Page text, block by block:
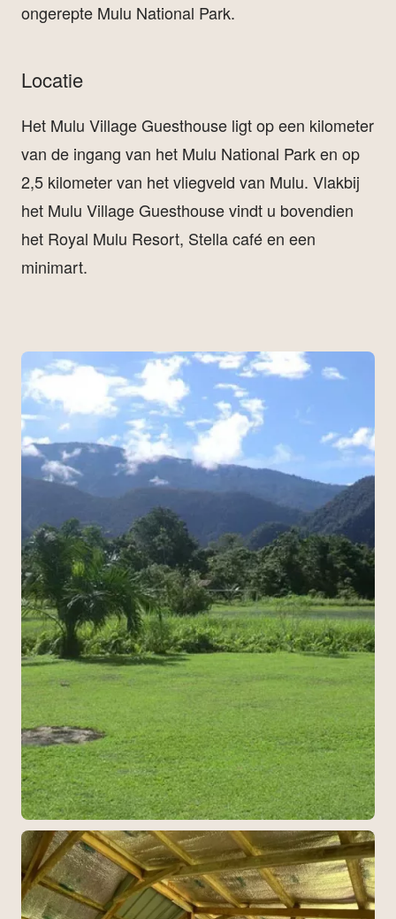
ongerepte Mulu National Park.
Locatie
Het Mulu Village Guesthouse ligt op een kilometer
van de ingang van het Mulu National Park en op
2,5 kilometer van het vliegveld van Mulu. Vlakbij
het Mulu Village Guesthouse vindt u bovendien
het Royal Mulu Resort, Stella café en een
minimart.